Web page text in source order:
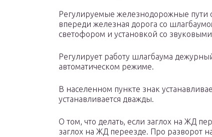
Регулируемые железнодорожные пути
впереди железная дорога со
светофором и установкой со
Регулирует работу шлагбаума
автоматическом режиме.
В населенном пункте знак
устанавливается дважды.
О том, что делать, если заглох на ЖД
заглох на ЖД переезде. Про разворот